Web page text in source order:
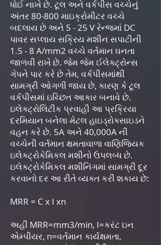
ધોઈ નાખે છે. ટૂલ અને વર્કપીસ વચ્ચેનું
અંતર 80-800 માઇક્રોમીટર વચ્ચે
બદલાય છે અને 5 - 25 V રેન્જમાં DC
પાવર સપ્લાય સક્રિય મશીન સપાટીની
1.5 - 8 A/mm2 વચ્ચે વર્તમાન ઘનતા
જાળવી રાખે છે. જેમ જેમ ઈલેક્ટ્રોન્સ
ગેપને પાર કરે છે તેમ, વર્કપીસમાંથી
સામગ્રી ઓગળી જાય છે, કારણ કે ટૂલ
વર્કપીસમાં ઇચ્છિત આકાર બનાવે છે.
ઇલેક્ટ્રોલિટીક પ્રવાહી આ પ્રક્રિયા
દરમિયાન બનેલા મેટલ હાઇડ્રોક્સાઇડને
વહન કરે છે. 5A અને 40,000A ની
વચ્ચેની વર્તમાન ક્ષમતાવાળા વાણિજ્યિક
ઇલેક્ટ્રોકેમિકલ મશીનો ઉપલબ્ધ છે.
ઇલેક્ટ્રોકેમિકલ મશીનિંગમાં સામગ્રી દૂર
કરવાનો દર આ રીતે વ્યક્ત કરી શકાય છે:
MRR = C x I xn
અહીં MRR=mm3/min, I=કરંટ ઇન
એમ્પીયર, n=વર્તમાન કાર્યક્ષમતા,